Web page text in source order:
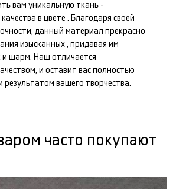
вам уникальную ткань -
в цвете . Благодаря своей
данный материал прекрасно
изысканных , придавая им
и шарм. Наш отличается
и оставит вас полностью
результатом вашего творчества.
часто покупают